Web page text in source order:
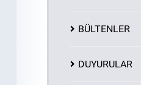
BÜLTENLER
DUYURULAR